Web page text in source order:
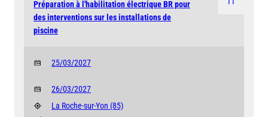
Préparation à l'habilitation électrique BR pour
des interventions sur les installations de
piscine
25/03/2027
26/03/2027
La Roche-sur-Yon (85)